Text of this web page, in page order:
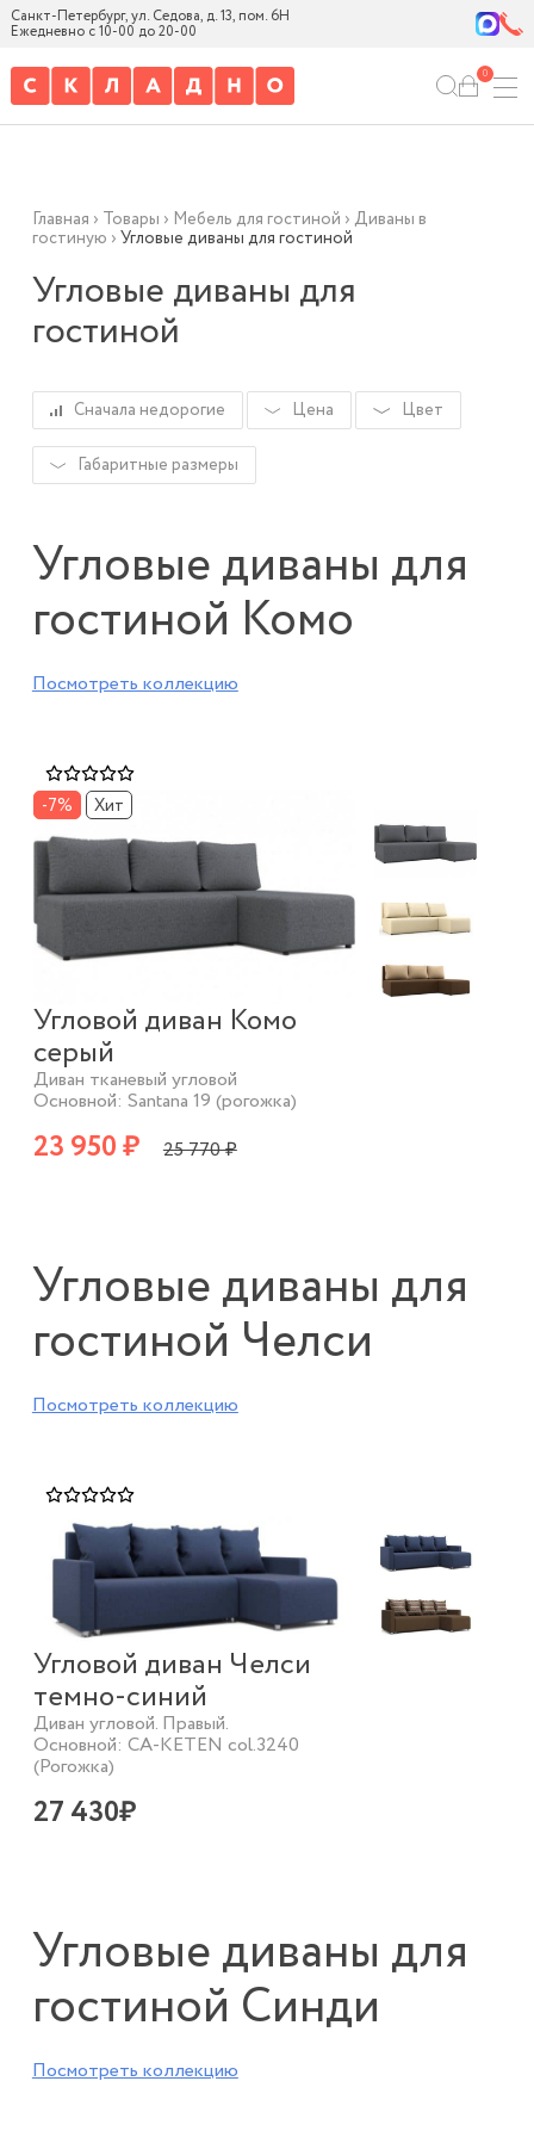
Санкт-Петербург, ул. Седова, д. 13, пом. 6Н
Ежедневно с 10-00 до 20-00
0
Главная › Товары › Мебель для гостиной › Диваны в
гостиную › Угловые диваны для гостиной
Угловые диваны для
гостиной
Сначала недорогие Цена Цвет
Габаритные размеры
Угловые диваны для
гостиной Комо
Посмотреть коллекцию
-7% Хит
Угловой диван Комо
серый
Диван тканевый угловой
Основной: Santana 19 (рогожка)
23 950 ₽ 25 770 ₽
Угловые диваны для
гостиной Челси
Посмотреть коллекцию
Угловой диван Челси
темно-синий
Диван угловой. Правый.
Основной: CA-KETEN col.3240
(Рогожка)
27 430₽
Угловые диваны для
гостиной Синди
Посмотреть коллекцию